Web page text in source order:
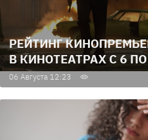
РЕЙТИНГ
В КИНОТЕАТРАХ С 6
06 Августа 12:23